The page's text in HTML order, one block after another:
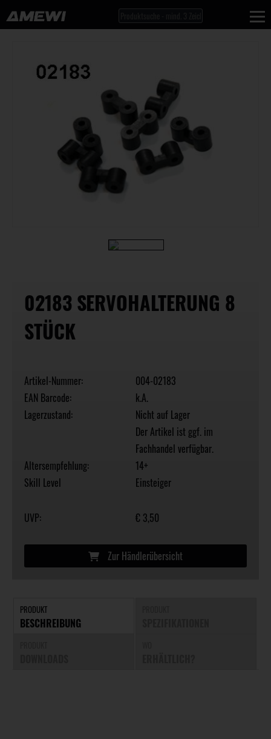
02183 SERVOHALTERUNG 8
STÜCK
Artikel-Nummer:
004-02183
EAN Barcode:
k.A.
Lagerzustand:
Nicht auf Lager
Der Artikel ist ggf. im
Fachhandel verfügbar.
Altersempfehlung:
14+
Skill Level
Einsteiger
UVP: € 3,50
Zur Händlerübersicht
PRODUKT
BESCHREIBUNG